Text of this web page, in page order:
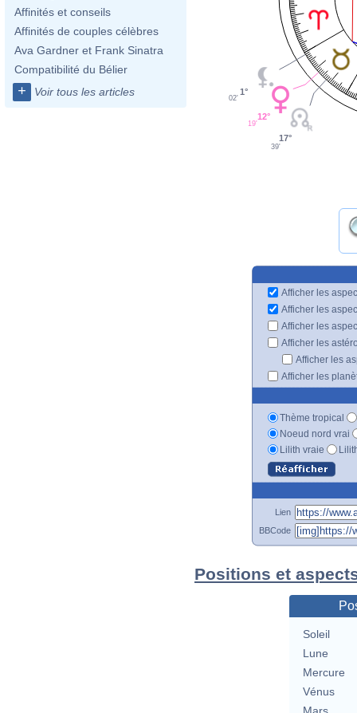
Affinités et conseils
Affinités de couples célèbres
Ava Gardner et Frank Sinatra
Compatibilité du Bélier
+ Voir tous les articles 1°
02'
12°
19'
17°
39'
Afficher les
Afficher les
Afficher les
Afficher les
Afficher les
Afficher les
Thème tropical
Noeud nord vrai
Lilith vraie
Lien
BBCode
Positions et
Soleil
Lune
Mercure
Vénus